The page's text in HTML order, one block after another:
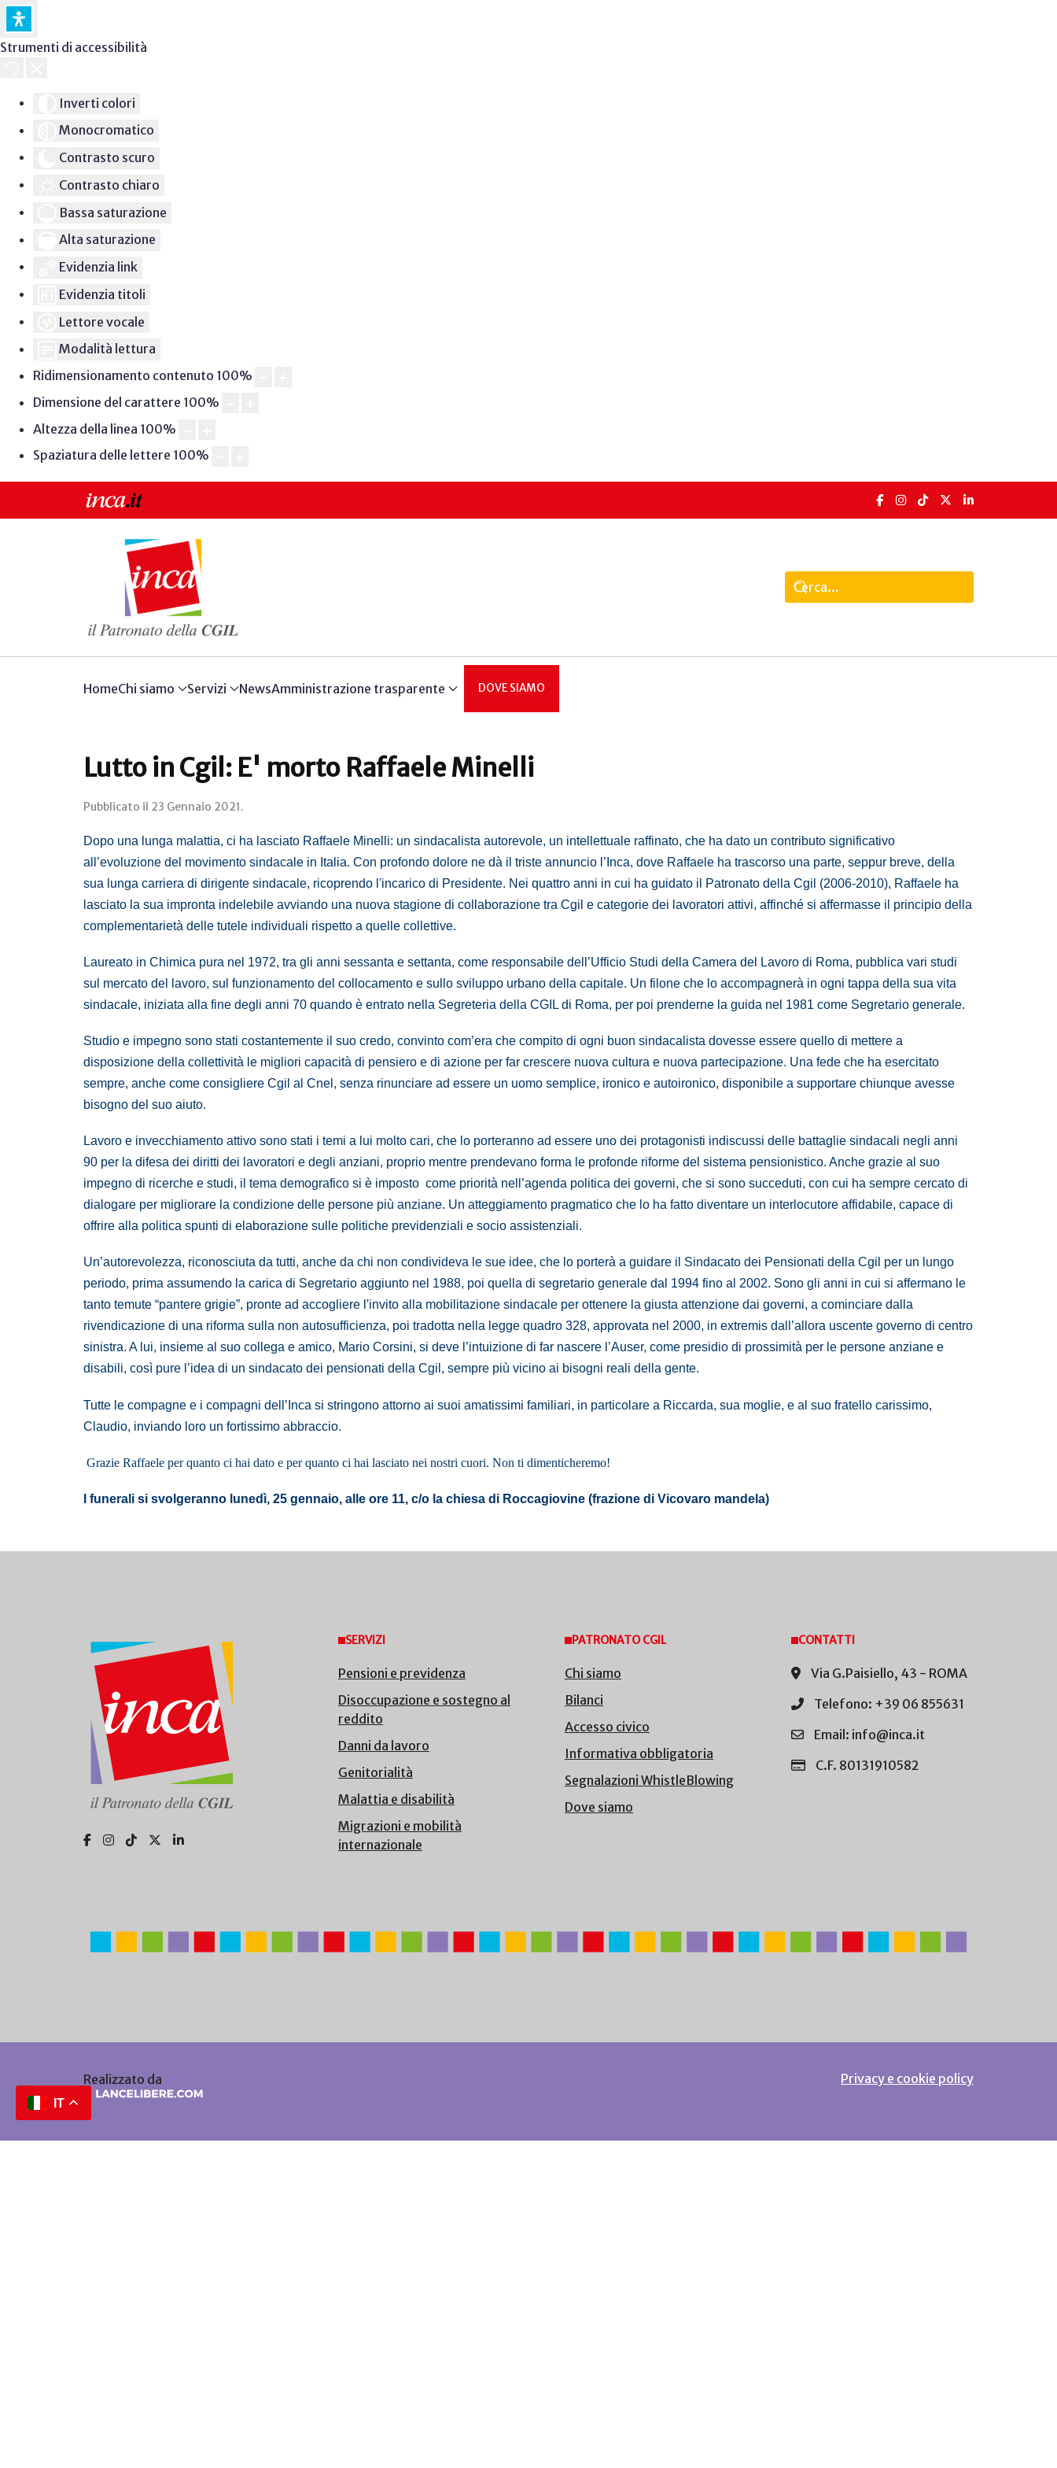
Strumenti di accessibilità
Inverti colori
Monocromatico
Contrasto scuro
Contrasto chiaro
Bassa saturazione
Alta saturazione
Evidenzia link
Evidenzia titoli
Lettore vocale
Modalità lettura
Ridimensionamento contenuto 100%
Dimensione del carattere 100%
Altezza della linea 100%
Spaziatura delle lettere 100%
HomeChi siamo Servizi NewsAmministrazione trasparente DOVE SIAMO
Lutto in Cgil: E' morto Raffaele Minelli
Pubblicato il 23 Gennaio 2021.
Dopo una lunga malattia, ci ha lasciato Raffaele Minelli: un sindacalista autorevole, un intellettuale raffinato, che ha dato un contributo significativo
all’evoluzione del movimento sindacale in Italia. Con profondo dolore ne dà il triste annuncio l’Inca, dove Raffaele ha trascorso una parte, seppur breve, della
sua lunga carriera di dirigente sindacale, ricoprendo l'incarico di Presidente. Nei quattro anni in cui ha guidato il Patronato della Cgil (2006-2010), Raffaele ha
lasciato la sua impronta indelebile avviando una nuova stagione di collaborazione tra Cgil e categorie dei lavoratori attivi, affinché si affermasse il principio della
complementarietà delle tutele individuali rispetto a quelle collettive.
Laureato in Chimica pura nel 1972, tra gli anni sessanta e settanta, come responsabile dell’Ufficio Studi della Camera del Lavoro di Roma, pubblica vari studi
sul mercato del lavoro, sul funzionamento del collocamento e sullo sviluppo urbano della capitale. Un filone che lo accompagnerà in ogni tappa della sua vita
sindacale, iniziata alla fine degli anni 70 quando è entrato nella Segreteria della CGIL di Roma, per poi prenderne la guida nel 1981 come Segretario generale.
Studio e impegno sono stati costantemente il suo credo, convinto com’era che compito di ogni buon sindacalista dovesse essere quello di mettere a
disposizione della collettività le migliori capacità di pensiero e di azione per far crescere nuova cultura e nuova partecipazione. Una fede che ha esercitato
sempre, anche come consigliere Cgil al Cnel, senza rinunciare ad essere un uomo semplice, ironico e autoironico, disponibile a supportare chiunque avesse
bisogno del suo aiuto.
Lavoro e invecchiamento attivo sono stati i temi a lui molto cari, che lo porteranno ad essere uno dei protagonisti indiscussi delle battaglie sindacali negli anni
90 per la difesa dei diritti dei lavoratori e degli anziani, proprio mentre prendevano forma le profonde riforme del sistema pensionistico. Anche grazie al suo
impegno di ricerche e studi, il tema demografico si è imposto come priorità nell’agenda politica dei governi, che si sono succeduti, con cui ha sempre cercato di
dialogare per migliorare la condizione delle persone più anziane. Un atteggiamento pragmatico che lo ha fatto diventare un interlocutore affidabile, capace di
offrire alla politica spunti di elaborazione sulle politiche previdenziali e socio assistenziali.
Un’autorevolezza, riconosciuta da tutti, anche da chi non condivideva le sue idee, che lo porterà a guidare il Sindacato dei Pensionati della Cgil per un lungo
periodo, prima assumendo la carica di Segretario aggiunto nel 1988, poi quella di segretario generale dal 1994 fino al 2002. Sono gli anni in cui si affermano le
tanto temute “pantere grigie”, pronte ad accogliere l'invito alla mobilitazione sindacale per ottenere la giusta attenzione dai governi, a cominciare dalla
rivendicazione di una riforma sulla non autosufficienza, poi tradotta nella legge quadro 328, approvata nel 2000, in extremis dall’allora uscente governo di centro
sinistra. A lui, insieme al suo collega e amico, Mario Corsini, si deve l’intuizione di far nascere l’Auser, come presidio di prossimità per le persone anziane e
disabili, così pure l’idea di un sindacato dei pensionati della Cgil, sempre più vicino ai bisogni reali della gente.
Tutte le compagne e i compagni dell’Inca si stringono attorno ai suoi amatissimi familiari, in particolare a Riccarda, sua moglie, e al suo fratello carissimo,
Claudio, inviando loro un fortissimo abbraccio.
Grazie Raffaele per quanto ci hai dato e per quanto ci hai lasciato nei nostri cuori. Non ti dimenticheremo!
I funerali si svolgeranno lunedì, 25 gennaio, alle ore 11, c/o la chiesa di Roccagiovine (frazione di Vicovaro mandela)
SERVIZI
Pensioni e previdenza
Disoccupazione e sostegno al
reddito
Danni da lavoro
Genitorialità
Malattia e disabilità
Migrazioni e mobilità
internazionale
PATRONATO CGIL
Chi siamo
Bilanci
Accesso civico
Informativa obbligatoria
Segnalazioni WhistleBlowing
Dove siamo
CONTATTI
Via G.Paisiello, 43 - ROMA
Telefono: +39 06 855631
Email: info@inca.it
C.F. 80131910582
Realizzato da Privacy e cookie policy
IT